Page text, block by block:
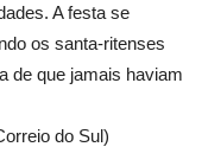
A festa se
os santa-ritenses
de que jamais haviam
do Sul)